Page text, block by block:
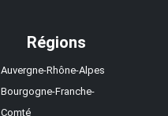
Régions
Auvergne-Rhône-Alpes
Bourgogne-Franche-
Comté